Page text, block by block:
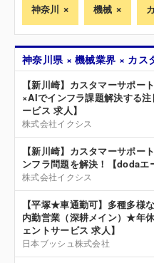
神奈川 機械
神奈川県 × 機械業界 × カス
【新川崎】カスタマーサポー
×AIでインフラ課題解決する
ービス 求人】
株式会社イクシス
【新川崎】カスタマーサポ
ンフラ問題を解決！【dodaエ
株式会社イクシス
【平塚★車通勤可】多種多様
内勤営業（深耕メイン）★年
ェントサービス 求人】
日本ブッシュ株式会社